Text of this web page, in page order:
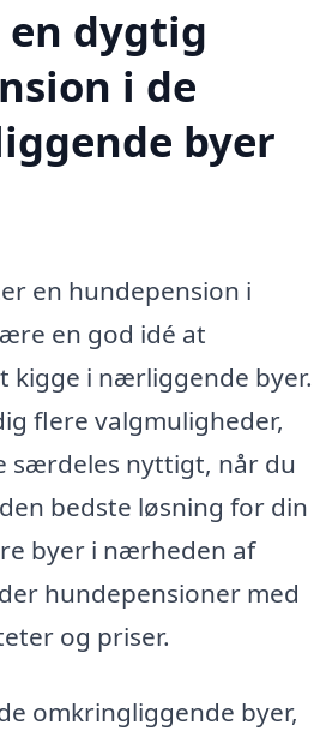
en dygtig
i de
byer
en hundepension i
en god idé at
kigge i nærliggende byer.
flere valgmuligheder,
særdeles nyttigt, når du
bedste løsning for din
byer i nærheden af
hundepensioner med
og priser.
omkringliggende byer,